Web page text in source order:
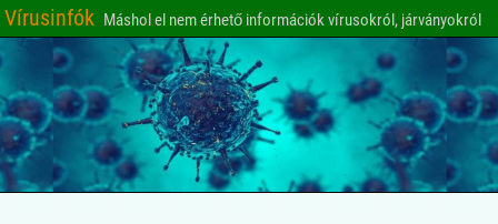
Vírusinfók Máshol el nem érhető információk vírusokról, járványokról